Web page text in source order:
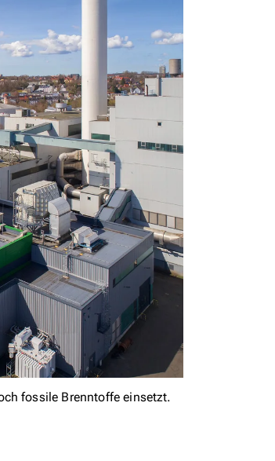
fossile Brenntoffe einsetzt.